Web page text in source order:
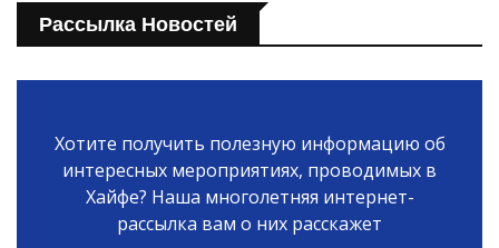
Рассылка Новостей
Хотите получить полезную информацию об
интересных мероприятиях, проводимых в
Хайфе? Наша многолетняя интернет-
рассылка вам о них расскажет